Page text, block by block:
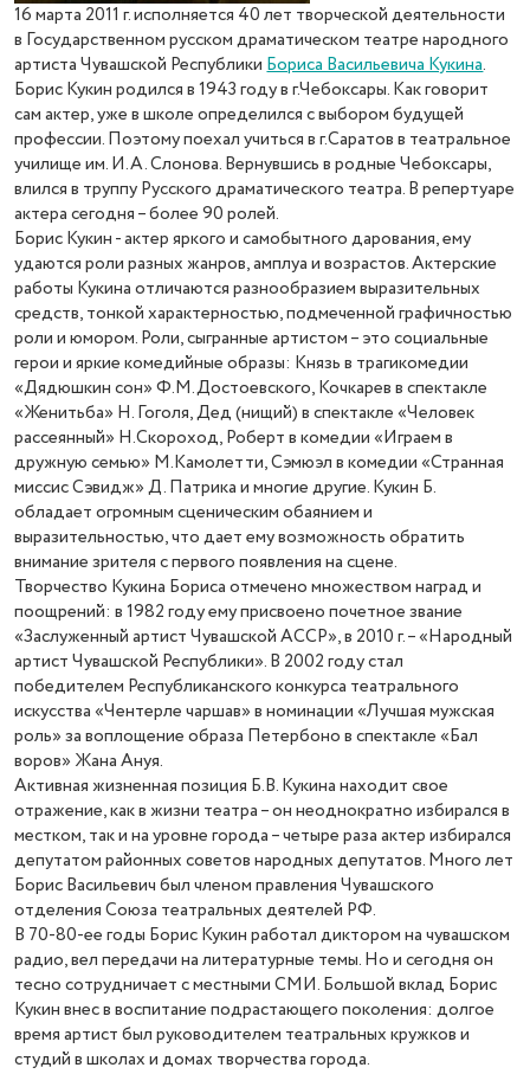
16 марта 2011 г. исполняется 40 лет творческой деятельности
в Государственном русском драматическом театре народного
артиста Чувашской РеспубликиБориса Васильевича Кукина.
Борис Кукин родился в 1943 году в г.Чебоксары. Как говорит
сам актер, уже в школе определился с выбором будущей
профессии. Поэтому поехал учиться в г.Саратов в театральное
училище им. И.А. Слонова. Вернувшись в родные Чебоксары,
влился в труппу Русского драматического театра. В репертуаре
актера сегодня – более 90 ролей.
Борис Кукин - актер яркого и самобытного дарования, ему
удаются роли разных жанров, амплуа и возрастов. Актерские
работы Кукина отличаются разнообразием выразительных
средств, тонкой характерностью, подмеченной графичностью
роли и юмором. Роли, сыгранные артистом – это социальные
герои и яркие комедийные образы: Князь в трагикомедии
«Дядюшкин сон» Ф.М.Достоевского, Кочкарев в спектакле
«Женитьба» Н. Гоголя, Дед (нищий) в спектакле «Человек
рассеянный» Н.Скороход, Роберт в комедии «Играем в
дружную семью» М.Камолетти, Сэмюэл в комедии «Странная
миссис Сэвидж» Д. Патрика и многие другие. Кукин Б.
обладает огромным сценическим обаянием и
выразительностью, что дает ему возможность обратить
внимание зрителя с первого появления на сцене.
Творчество Кукина Бориса отмечено множеством наград и
поощрений: в 1982 году ему присвоено почетное звание
«Заслуженный артист Чувашской АССР», в 2010 г. – «Народный
артист Чувашской Республики». В 2002 году стал
победителем Республиканского конкурса театрального
искусства «Чентерле чаршав» в номинации «Лучшая мужская
роль» за воплощение образа Петербоно в спектакле «Бал
воров» Жана Ануя.
Активная жизненная позиция Б.В. Кукина находит свое
отражение, как в жизни театра – он неоднократно избирался в
местком, так и на уровне города – четыре раза актер избирался
депутатом районных советов народных депутатов. Много лет
Борис Васильевич был членом правления Чувашского
отделения Союза театральных деятелей РФ.
В 70-80-ее годы Борис Кукин работал диктором на чувашском
радио, вел передачи на литературные темы. Но и сегодня он
тесно сотрудничает с местными СМИ. Большой вклад Борис
Кукин внес в воспитание подрастающего поколения: долгое
время артист был руководителем театральных кружков и
студий в школах и домах творчества города.